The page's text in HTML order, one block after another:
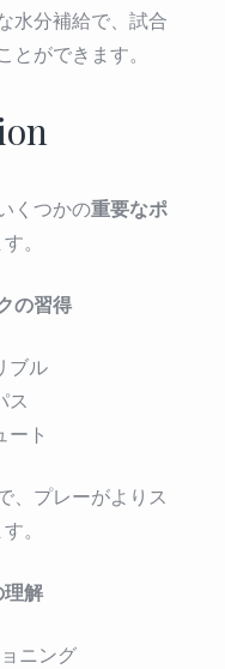
水分補給で、試合
とができます。
くつかの重要なポ
。
の習得
ブル
ス
ート
、プレーがよりス
。
解
ニング